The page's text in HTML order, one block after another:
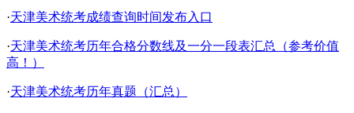
·天津美术统考成绩查询时间发布入口
·天津美术统考历年合格分数线及一分一段表汇总（参考价值
高！）
·天津美术统考历年真题（汇总）